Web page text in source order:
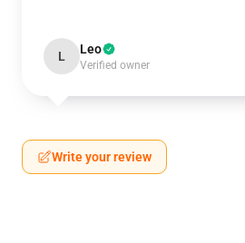
L Leo
Verified owner
Write your review